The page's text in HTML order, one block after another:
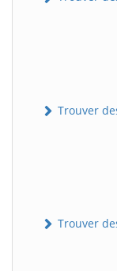
Trouver
Trouver